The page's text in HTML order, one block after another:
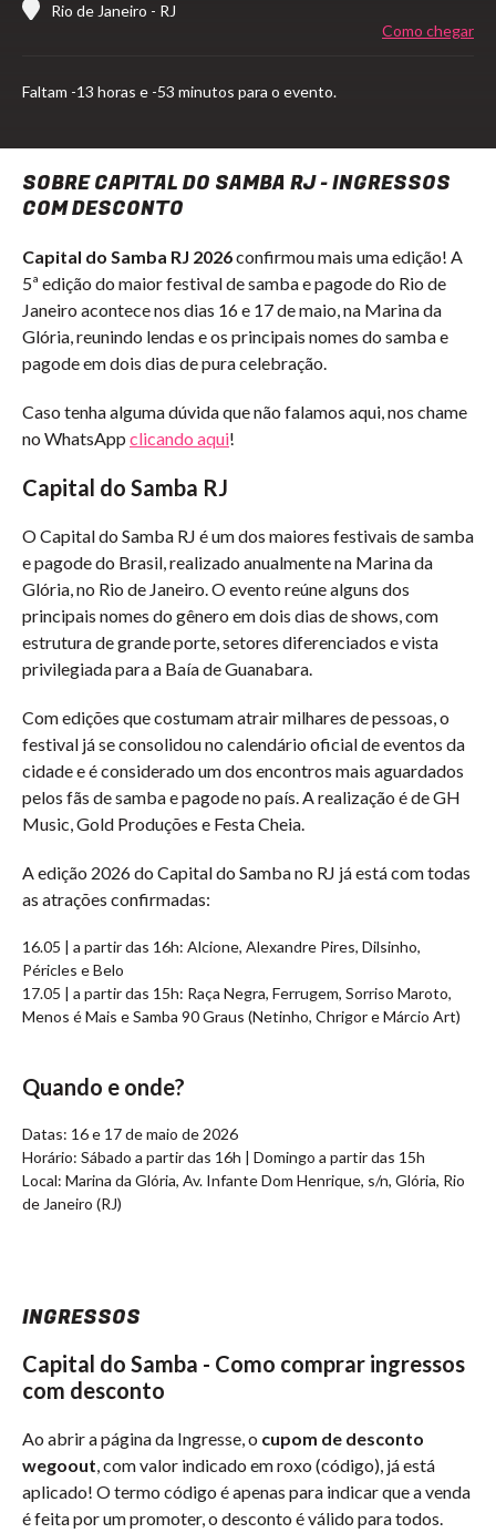
Rio de Janeiro - RJ
Como chegar
Faltam -13 horas e -53 minutos para o evento.
SOBRE CAPITAL DO SAMBA RJ - INGRESSOS
COM DESCONTO
Capital do Samba RJ 2026confirmou mais uma edição! A
5ª edição do maior festival de samba e pagode do Rio de
Janeiro acontece nos dias 16 e 17 de maio, na Marina da
Glória, reunindo lendas e os principais nomes do samba e
pagode em dois dias de pura celebração.
Caso tenha alguma dúvida que não falamos aqui, nos chame
no WhatsApp clicando aqui!
Capital do Samba RJ
O Capital do Samba RJ é um dos maiores festivais de samba
e pagode do Brasil, realizado anualmente na Marina da
Glória, no Rio de Janeiro. O evento reúne alguns dos
principais nomes do gênero em dois dias de shows, com
estrutura de grande porte, setores diferenciados e vista
privilegiada para a Baía de Guanabara.
Com edições que costumam atrair milhares de pessoas, o
festival já se consolidou no calendário oficial de eventos da
cidade e é considerado um dos encontros mais aguardados
pelos fãs de samba e pagode no país. A realização é de GH
Music, Gold Produções e Festa Cheia.
A edição 2026 do Capital do Samba no RJ já está com todas
as atrações confirmadas:
16.05 | a partir das 16h: Alcione, Alexandre Pires, Dilsinho,
Péricles e Belo
17.05 | a partir das 15h: Raça Negra, Ferrugem, Sorriso Maroto,
Menos é Mais e Samba 90 Graus (Netinho, Chrigor e Márcio Art)
Quando e onde?
Datas: 16 e 17 de maio de 2026
Horário: Sábado a partir das 16h | Domingo a partir das 15h
Local: Marina da Glória, Av. Infante Dom Henrique, s/n, Glória, Rio
de Janeiro (RJ)
INGRESSOS
Capital do Samba - Como comprar ingressos
com desconto
Ao abrir a página da Ingresse, o cupom de desconto
wegoout, com valor indicado em roxo (código), já está
aplicado! O termo código é apenas para indicar que a venda
é feita por um promoter, o desconto é válido para todos.